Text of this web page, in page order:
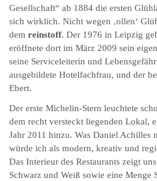
Gesellschaft“ ab 1884 die ersten
sich wirklich. Nicht wegen ‚ollen‘
dem reinstoff. Der 1976 in Leipzig
eröffnete dort im März 2009 sein
seine Serviceleiterin und
ausgebildete Hotelfachfrau, und der
Ebert.
Der erste Michelin-Stern leuchtete
dem recht versteckt liegenden Lokal,
Jahr 2011 hinzu. Was Daniel Achilles
würde ich als modern, kreativ und
Das Interieur des Restaurants zeigt
Schwarz und Weiß sowie eine Menge